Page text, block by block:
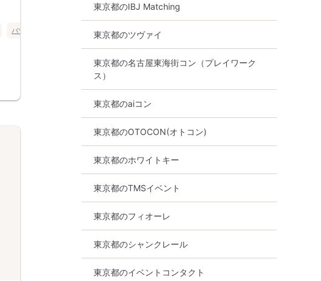
バツイチ・再婚 食事あり 東京都
東京都のIBJ Matching
東京都のツヴァイ
東京都の名古屋東海街コン（プレイワーク
ス）
東京都のaiコン
東京都のOTOCON(オトコン)
東京都のホワイトキー
東京都のTMSイベント
東京都のフィオーレ
東京都のシャンクレール
東京都のイベントコンタクト